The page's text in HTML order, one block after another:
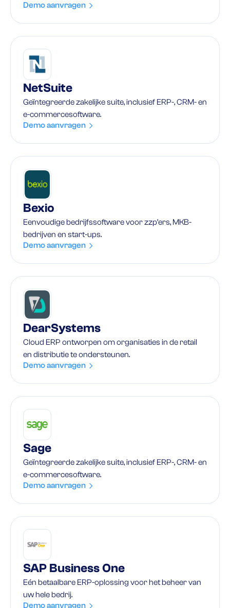
Demo aanvragen
NetSuite
Geïntegreerde zakelijke suite, inclusief ERP-, CRM- en
e-commercesoftware.
Demo aanvragen
Bexio
Eenvoudige bedrijfssoftware voor zzp’ers, MKB-
bedrijven en start-ups.
Demo aanvragen
DearSystems
Cloud ERP ontworpen om organisaties in de retail
en distributie te ondersteunen.
Demo aanvragen
Sage
Geïntegreerde zakelijke suite, inclusief ERP-, CRM- en
e-commercesoftware.
Demo aanvragen
SAP Business One
Eén betaalbare ERP-oplossing voor het beheer van
uw hele bedrij.
Demo aanvragen